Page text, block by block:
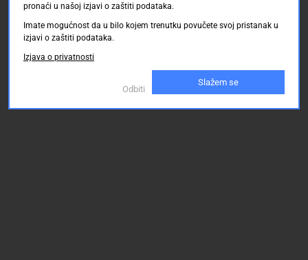
pronaći u našoj izjavi o zaštiti podataka.
Imate mogućnost da u bilo kojem trenutku povučete svoj pristanak u
izjavi o zaštiti podataka.
Izjava o privatnosti
Odbiti
Slažem se